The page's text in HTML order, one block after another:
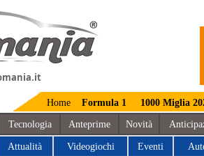
Home Formula 1 1000 Miglia
Tecnologia Anteprime Novità
Attualità Videogiochi Eventi